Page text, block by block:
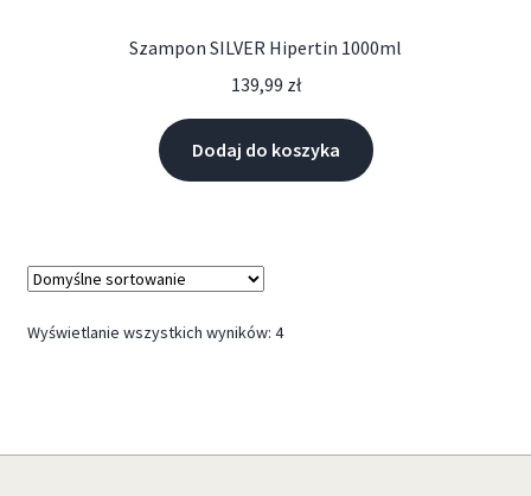
Szampon SILVER Hipertin 1000ml
139,99 zł
Dodaj do koszyka
Wyświetlanie wszystkich wyników: 4